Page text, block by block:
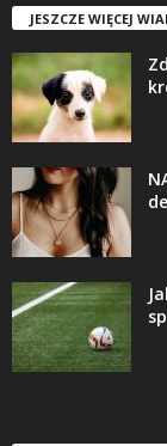
JESZCZE WIĘCEJ